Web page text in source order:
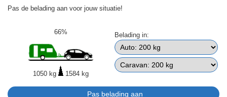
Pas de belading aan voor jouw situatie!
66%
1050 kg 1584 kg
Belading in: